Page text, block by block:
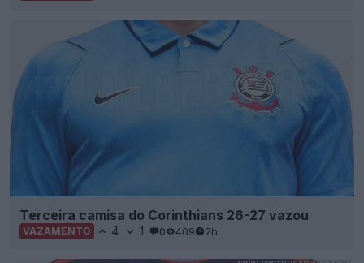
Terceira camisa do Corinthians 26-27 vazou
VAZAMENTO 4 1 0 409 2h